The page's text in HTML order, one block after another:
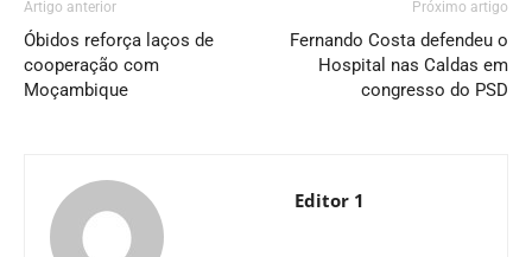
Artigo anterior
Óbidos reforça laços de
cooperação com
Moçambique
Próximo artigo
Fernando Costa defendeu o
Hospital nas Caldas em
congresso do PSD
Editor 1